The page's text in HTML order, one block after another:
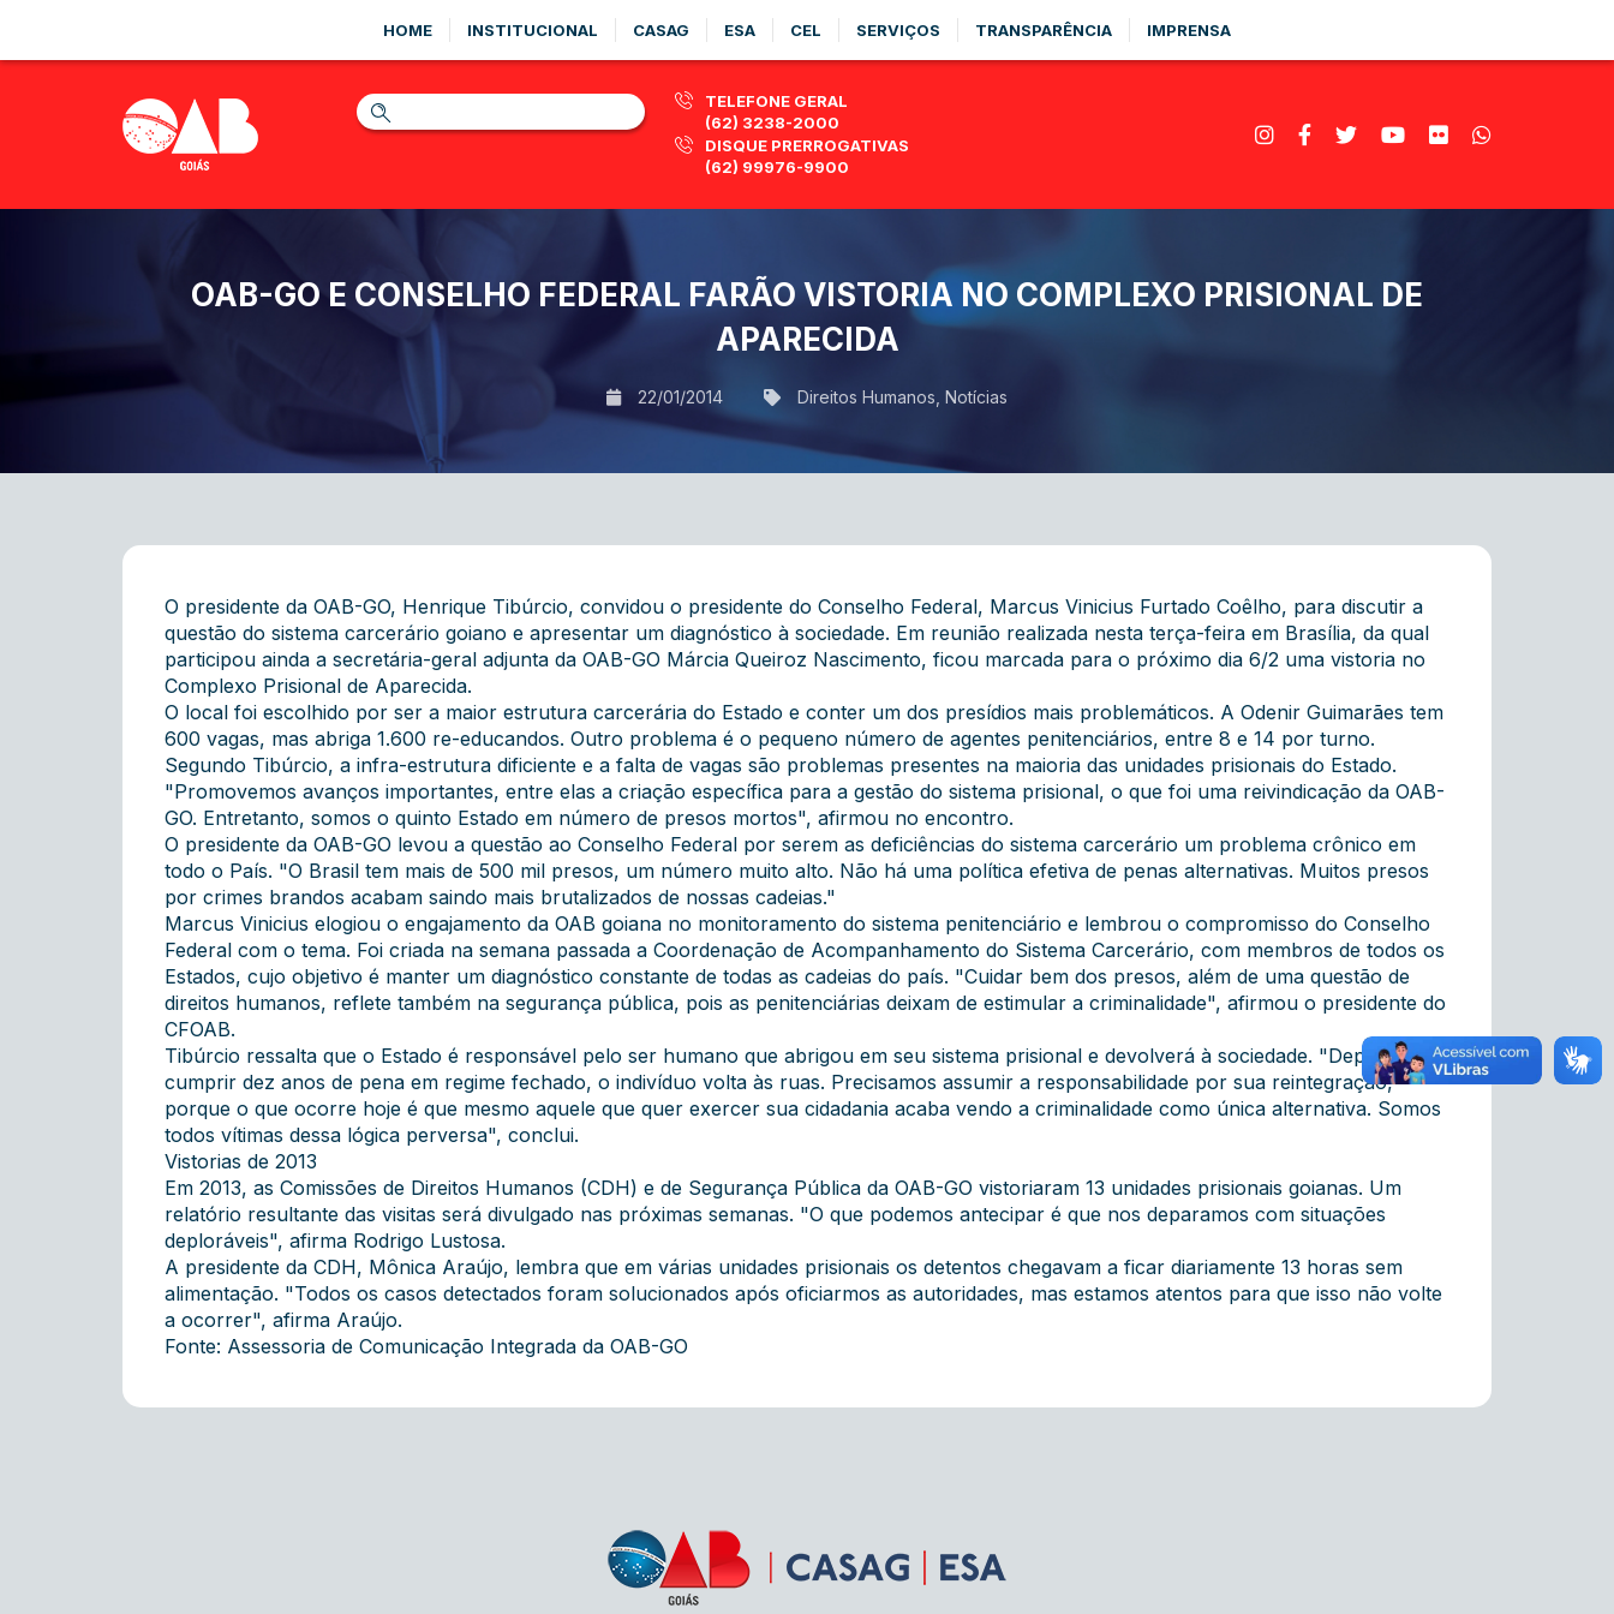
HOME INSTITUCIONAL CASAG ESA CEL SERVIÇOS TRANSPARÊNCIA IMPRENSA
TELEFONE GERAL
(62) 3238-2000
DISQUE PRERROGATIVAS
(62) 99976-9900
OAB-GO E CONSELHO FEDERAL FARÃO VISTORIA NO COMPLEXO PRISIONAL DE
APARECIDA
22/01/2014 Direitos Humanos Notícias
O presidente da OAB-GO, Henrique Tibúrcio, convidou o presidente do Conselho Federal, Marcus Vinicius Furtado Coêlho, para discutir a
questão do sistema carcerário goiano e apresentar um diagnóstico à sociedade. Em reunião realizada nesta terça-feira em Brasília, da qual
participou ainda a secretária-geral adjunta da OAB-GO Márcia Queiroz Nascimento, ficou marcada para o próximo dia 6/2 uma vistoria no
Complexo Prisional de Aparecida.
O local foi escolhido por ser a maior estrutura carcerária do Estado e conter um dos presídios mais problemáticos. A Odenir Guimarães tem
600 vagas, mas abriga 1.600 re-educandos. Outro problema é o pequeno número de agentes penitenciários, entre 8 e 14 por turno.
Segundo Tibúrcio, a infra-estrutura dificiente e a falta de vagas são problemas presentes na maioria das unidades prisionais do Estado.
"Promovemos avanços importantes, entre elas a criação específica para a gestão do sistema prisional, o que foi uma reivindicação da OAB-
GO. Entretanto, somos o quinto Estado em número de presos mortos", afirmou no encontro.
O presidente da OAB-GO levou a questão ao Conselho Federal por serem as deficiências do sistema carcerário um problema crônico em
todo o País. "O Brasil tem mais de 500 mil presos, um número muito alto. Não há uma política efetiva de penas alternativas. Muitos presos
por crimes brandos acabam saindo mais brutalizados de nossas cadeias."
Marcus Vinicius elogiou o engajamento da OAB goiana no monitoramento do sistema penitenciário e lembrou o compromisso do Conselho
Federal com o tema. Foi criada na semana passada a Coordenação de Acompanhamento do Sistema Carcerário, com membros de todos os
Estados, cujo objetivo é manter um diagnóstico constante de todas as cadeias do país. "Cuidar bem dos presos, além de uma questão de
direitos humanos, reflete também na segurança pública, pois as penitenciárias deixam de estimular a criminalidade", afirmou o presidente do
CFOAB.
Tibúrcio ressalta que o Estado é responsável pelo ser humano que abrigou em seu sistema prisional e devolverá à sociedade. "Depois de
cumprir dez anos de pena em regime fechado, o indivíduo volta às ruas. Precisamos assumir a responsabilidade por sua reintegração,
porque o que ocorre hoje é que mesmo aquele que quer exercer sua cidadania acaba vendo a criminalidade como única alternativa. Somos
todos vítimas dessa lógica perversa", conclui.
Vistorias de 2013
Em 2013, as Comissões de Direitos Humanos (CDH) e de Segurança Pública da OAB-GO vistoriaram 13 unidades prisionais goianas. Um
relatório resultante das visitas será divulgado nas próximas semanas. "O que podemos antecipar é que nos deparamos com situações
deploráveis", afirma Rodrigo Lustosa.
A presidente da CDH, Mônica Araújo, lembra que em várias unidades prisionais os detentos chegavam a ficar diariamente 13 horas sem
alimentação. "Todos os casos detectados foram solucionados após oficiarmos as autoridades, mas estamos atentos para que isso não volte
a ocorrer", afirma Araújo.
Fonte: Assessoria de Comunicação Integrada da OAB-GO